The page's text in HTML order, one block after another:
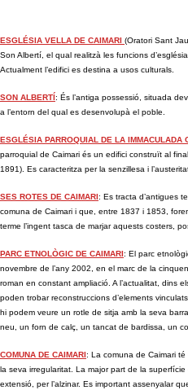
ESGLÉSIA VELLA DE CAIMARI (Oratori Sant
Son Albertí, el qual realitzà les funcions
Actualment l’edifici es destina a usos culturals.
SON ALBERTÍ: És l’antiga possessió, situada
a l’entorn del qual es desenvolupà el poble.
ESGLÉSIA PARROQUIAL DE LA IMMACULADA
parroquial de Caimari és un edifici construït al
1891). Es caracteritza per la senzillesa i
SES ROTES DE CAIMARI: Es tracta d’antigues
comuna de Caimari i que, entre 1837 i 1853,
terme l’ingent tasca de marjar aquests costers,
PARC ETNOLÒGIC DE CAIMARI: El parc
novembre de l’any 2002, en el marc de la
roman en constant ampliació. A l’actualitat, dins
poden trobar reconstruccions d’elements
hi podem veure un rotle de sitja amb la seva
neu, un forn de calç, un tancat de bardissa, un
COMUNA DE CAIMARI: La comuna de Caimari
la seva irregularitat. La major part de la
extensió, per l’alzinar. Es important assenyalar